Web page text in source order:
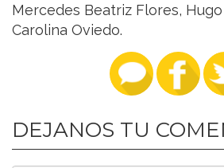
Mercedes Beatriz Flores,
Carolina Oviedo.
DEJANOS TU